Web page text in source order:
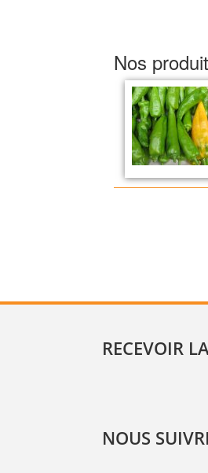
Nos
RECEVOIR
NOUS